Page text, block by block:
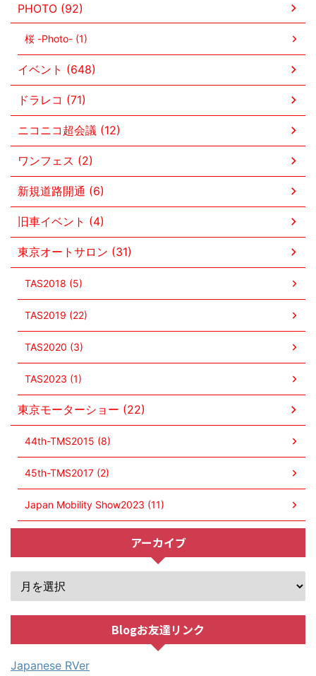
PHOTO (92)
桜 -Photo- (1)
イベント (648)
ドラレコ (71)
ニコニコ超会議 (12)
ワンフェス (2)
新規道路開通 (6)
旧車イベント (4)
東京オートサロン (31)
TAS2018 (5)
TAS2019 (22)
TAS2020 (3)
TAS2023 (1)
東京モーターショー (22)
44th-TMS2015 (8)
45th-TMS2017 (2)
Japan Mobility Show2023 (11)
アーカイブ
Blogお友達リンク
Japanese RVer